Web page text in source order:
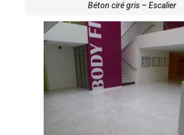
Béton ciré gris – Escalier